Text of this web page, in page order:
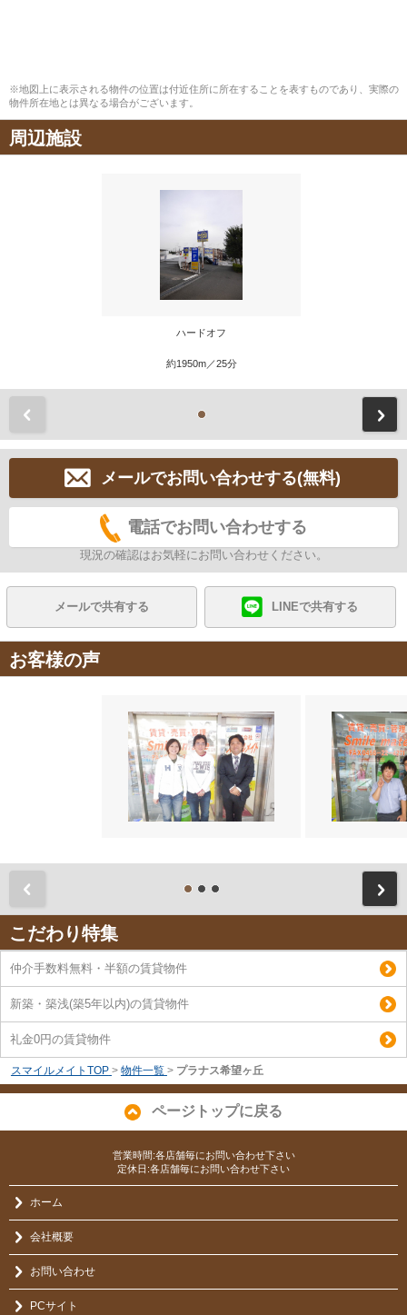
※地図上に表示される物件の位置は付近住所に所在することを表すものであり、実際の
物件所在地とは異なる場合がございます。
周辺施設
ハードオフ
約1950m／25分
メールでお問い合わせする(無料)
電話でお問い合わせする
現況の確認はお気軽にお問い合わせください。
メールで共有する LINEで共有する
お客様の声
こだわり特集
仲介手数料無料・半額の賃貸物件
新築・築浅(築5年以内)の賃貸物件
礼金0円の賃貸物件
スマイルメイトTOP > 物件一覧 > プラナス希望ヶ丘
ページトップに戻る
営業時間:各店舗毎にお問い合わせ下さい
定休日:各店舗毎にお問い合わせ下さい
ホーム
会社概要
お問い合わせ
PCサイト